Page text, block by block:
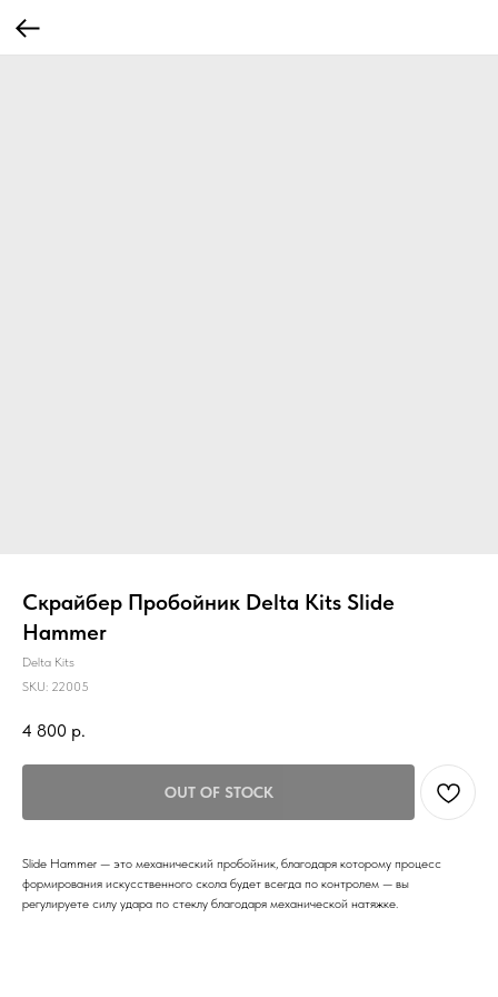
Скрайбер Пробойник Delta Kits Slide
Hammer
Delta Kits
SKU: 22005
4 800 р.
OUT OF STOCK
Slide Hammer — это механический пробойник, благодаря которому процесс
формирования искусственного скола будет всегда по контролем — вы
регулируете силу удара по стеклу благодаря механической натяжке.